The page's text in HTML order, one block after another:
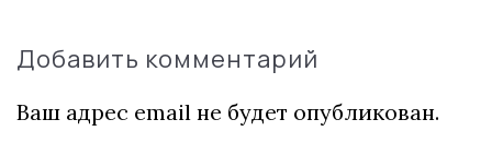
Добавить комментарий
Ваш адрес email не будет опубликован.